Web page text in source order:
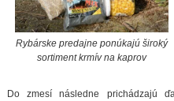
Rybárske predajne ponúkajú široký
sortiment krmív na kaprov
Do zmesí následne prichádzajú